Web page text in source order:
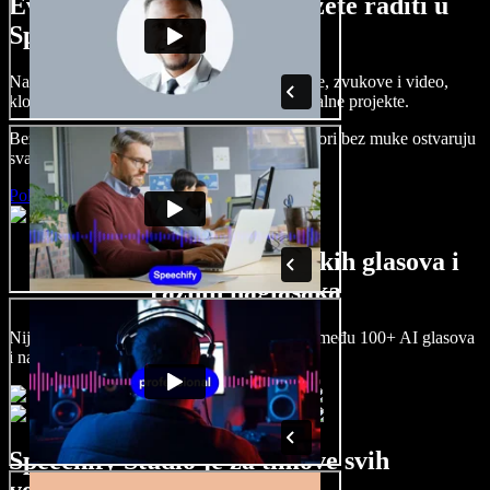
Speechify Studiju.
Napravite voice overe, dodajte besplatne slike, zvukove i video,
klonirajte svoj glas i složite sjajne audio-vizualne projekte.
Bez učenja i sve dostupno u pregledniku, autori bez muke ostvaruju
svaku kreativnu ideju.
Pokreni Studio
Veliki izbor muških i ženskih glasova i
raznih naglasaka
Nijedan projekt ne mora zvučati isto. Birajte među 100+ AI glasova
i naglasaka i prilagodite ih sebi.
Speechify Studio je za timove svih